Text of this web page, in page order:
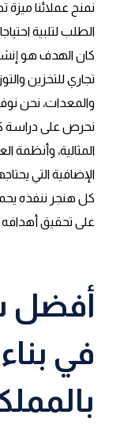
نمنح عملائنا
الطلب لتلبية
كان الهدف هو
تجاري للتخزين
والمعدات، نحن
نحرص على دراسة
المثالية، وأنظمة
الإضافية التي
كل هنجر ننفذه
على تحقيق أهدافه
في